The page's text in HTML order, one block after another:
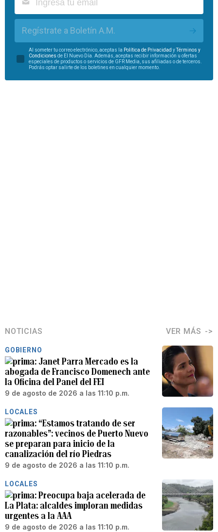
Regístrate a Boletín A.M.
Al someter tu correo electrónico, aceptas la Política de Privacidad yTérminos y
Condiciones de El Nuevo Día. Además, aceptas recibir información u ofertas
especiales de productos o servicios de GFR Media, sus afiliadas o de terceros.
Podrás optar salirte de los boletines en cualquier momento.
NOTICIAS VER MÁS
GOBIERNO
Janet Parra Mercado es la
abogada de Francisco Domenech ante
la Oficina del Panel del FEI
9 de agosto de 2026 a las 11:10 p.m.
LOCALES
“Estamos tratando de ser
razonables”: vecinos de Puerto Nuevo
se preparan para inicio de la
canalización del río Piedras
9 de agosto de 2026 a las 11:10 p.m.
LOCALES
Preocupa baja acelerada de
La Plata: alcaldes imploran medidas
urgentes a la AAA
9 de agosto de 2026 a las 11:10 p.m.